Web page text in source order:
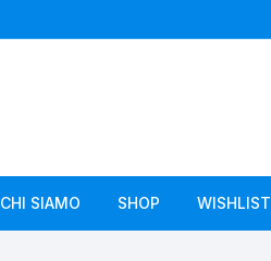
CHI SIAMO SHOP WISHLIST